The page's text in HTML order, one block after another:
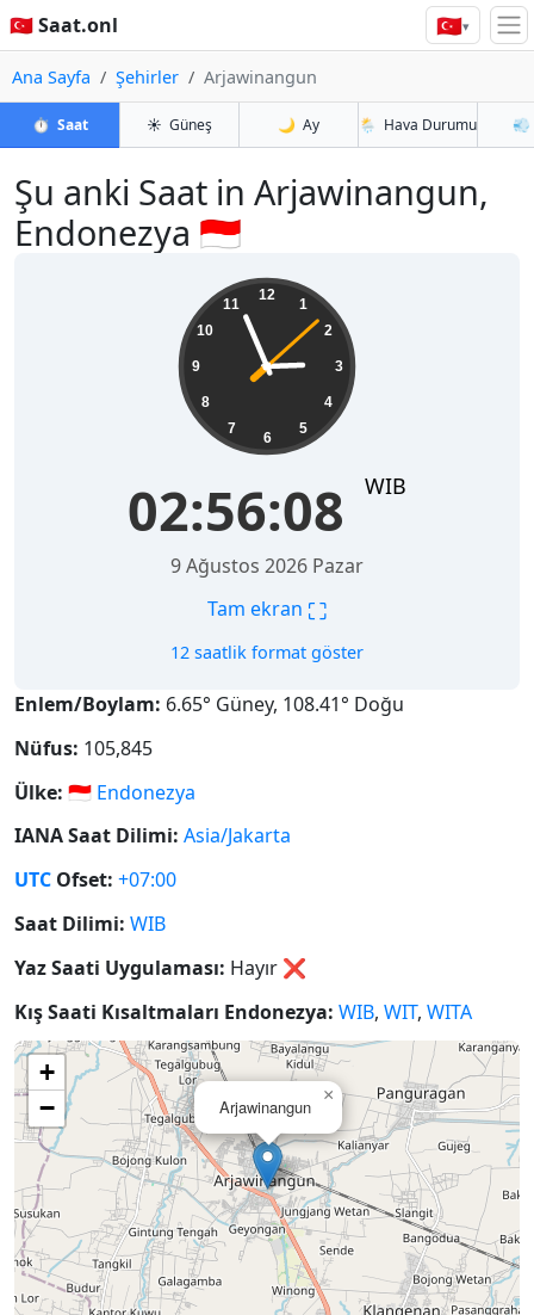
🇹🇷 Saat.onl 🇹🇷▾
Ana Sayfa Şehirler Arjawinangun
⏱️ Saat ☀️ Güneş 🌙 Ay 🌦️ Hava Durumu 💨
Şu anki Saat in Arjawinangun,
Endonezya 🇮🇩
12
1
2
3
4
5
6
7
8
9
10
11
02:56:08 WIB
9 Ağustos 2026 Pazar
Tam ekran ⛶
12 saatlik format göster
Enlem/Boylam: 6.65° Güney, 108.41° Doğu
Nüfus: 105,845
Ülke: 🇮🇩 Endonezya
IANA Saat Dilimi: Asia/Jakarta
UTC Ofset: +07:00
Saat Dilimi: WIB
Yaz Saati Uygulaması: Hayır ❌
Kış Saati Kısaltmaları Endonezya: WIB, WIT, WITA
Arjawinangun
×
+
−